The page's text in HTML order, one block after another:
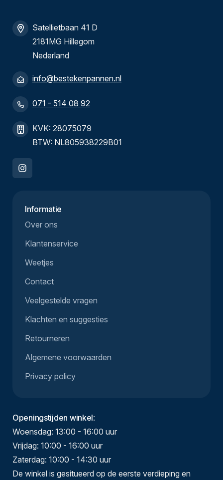
Satellietbaan 41 D
2181MG Hillegom
Nederland
info@bestekenpannen.nl
071 - 514 08 92
KVK: 28075079
BTW: NL805938229B01
Informatie
Over ons
Klantenservice
Weetjes
Contact
Veelgestelde vragen
Klachten en suggesties
Retourneren
Algemene voorwaarden
Privacy policy
Openingstijden winkel:
Woensdag: 13:00 - 16:00 uur
Vrijdag: 10:00 - 16:00 uur
Zaterdag: 10:00 - 14:30 uur
De winkel is gesitueerd op de eerste verdieping en